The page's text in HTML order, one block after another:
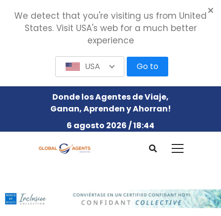
Donde los Agentes de Viaje,
Ganan, Aprenden y Ahorran!
6 agosto 2026 / 18:44
We detect that you're visiting us from United
States. Visit USA's web for a much better
experience
USA Go to